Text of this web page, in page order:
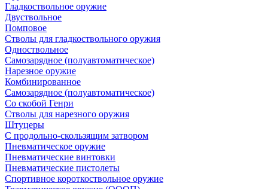
Гладкоствольное оружие
Двуствольное
Помповое
Стволы для гладкоствольного оружия
Одноствольное
Самозарядное (полуавтоматическое)
Нарезное оружие
Комбинированное
Самозарядное (полуавтоматическое)
Со скобой Генри
Стволы для нарезного оружия
Штуцеры
С продольно-скользящим затвором
Пневматическое оружие
Пневматические винтовки
Пневматические пистолеты
Спортивное короткоствольное оружие